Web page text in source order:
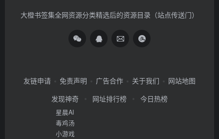
大橙书签集全网资源分类精选后的资源目录（站点传送门）
友链申请 免责声明 广告合作 关于我们
网站地图
发现神奇
星晨AI
毒鸡汤
小游戏
网址排行榜 今日热榜